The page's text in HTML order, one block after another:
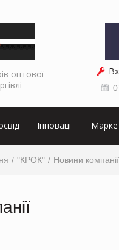
оптової
Інновації
"КРОК" Новини компанії